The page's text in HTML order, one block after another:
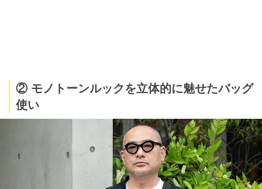
② モノトーンルックを立体的に魅せたバッグ
使い